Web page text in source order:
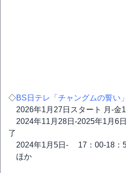
◇BS日テレ「チャングムの誓い
2026年1月27日スタート 月-金
2024年11月28日-2025年1月6
了
2024年1月5日- 17：00-18：
ほか